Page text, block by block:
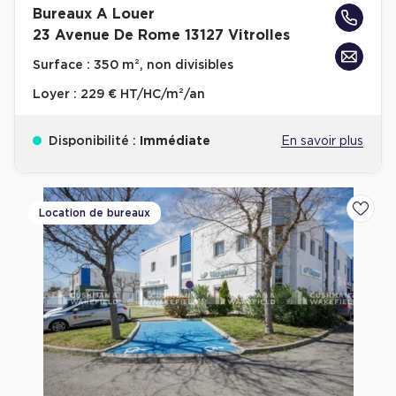
Achat de Bureaux à Rennes
Bureaux certifiés - Environnement
Location bureaux Bellecour - Cordeliers (Lyon)
Haussmanniens
Location d'Entrepôts / Activités
Location d'Entrepôts / Activités à Aix-en-Provence
Location d'Entrepôts / Activités à Saint-Priest
Bureaux A Louer
23 Avenue De Rome 13127 Vitrolles
Surface : 350 m², non divisibles
Loyer : 229 € HT/HC/m²/an
Disponibilité : Immédiate En savoir plus
Location de bureaux